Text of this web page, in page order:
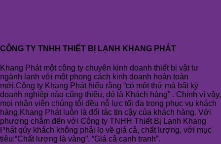
CÔNG TY TNHH THIẾT BỊ LẠNH KHANG PHÁT
Khang Phát một công ty chuyên kinh doanh thiết bị vật tư
ngành lạnh với một phong cách kinh doanh hoàn toàn
mới.Công ty Khang Phát hiểu rằng “có một thứ mà bất kỳ
doanh nghiệp nào cũng thiếu, đó là Khách hàng” . Chính vì vậy,
mọi nhân viên chúng tôi đều nỗ lực tối đa trong phục vụ khách
hàng.Khang Phát luôn là đối tác tin cậy của khách hàng. Với
phương châm đến với Công ty TNHH Thiết Bị Lạnh Khang
Phát qúy khách không phải lo về giá cả, chất lượng, với mục
tiêu:“Chất lượng là vàng”, “Giá cả cạnh tranh”.